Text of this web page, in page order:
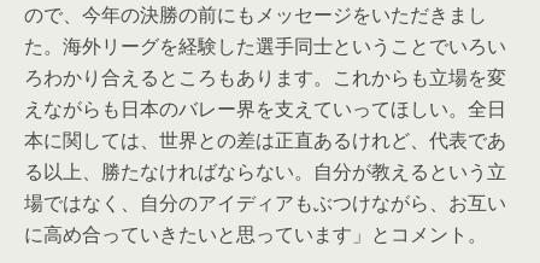
ので、今年の決勝の前にもメッセージをいただきまし
た。海外リーグを経験した選手同士ということでいろい
ろわかり合えるところもあります。これからも立場を変
えながらも日本のバレー界を支えていってほしい。全日
本に関しては、世界との差は正直あるけれど、代表であ
る以上、勝たなければならない。自分が教えるという立
場ではなく、自分のアイディアもぶつけながら、お互い
に高め合っていきたいと思っています」とコメント。